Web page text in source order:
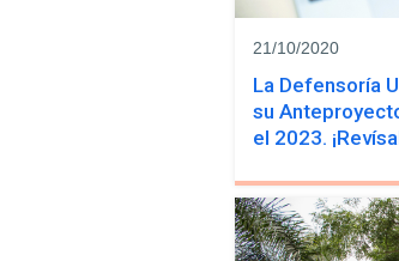
21/10/2020
La Defensoría
su
el 2023.